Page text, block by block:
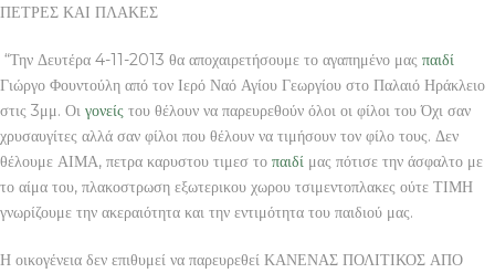
ΠΕΤΡΕΣ ΚΑΙ ΠΛΑΚΕΣ
“Την Δευτέρα 4-11-2013 θα αποχαιρετήσουμε το αγαπημένο μας παιδί
Γιώργο Φουντούλη από τον Ιερό Ναό Αγίου Γεωργίου στο Παλαιό Ηράκλειο
στις 3μμ. Οι γονείς του θέλουν να παρευρεθούν όλοι οι φίλοι του Όχι σαν
χρυσαυγίτες αλλά σαν φίλοι που θέλουν να τιμήσουν τον φίλο τους. Δεν
θέλουμε ΑΙΜΑ, πετρα καρυστου τιμεσ το παιδί μας πότισε την άσφαλτο με
το αίμα του, πλακοστρωση εξωτερικου χωρου τσιμεντοπλακες ούτε ΤΙΜΗ
γνωρίζουμε την ακεραιότητα και την εντιμότητα του παιδιού μας.
Η οικογένεια δεν επιθυμεί να παρευρεθεί ΚΑΝΕΝΑΣ ΠΟΛΙΤΙΚΟΣ ΑΠΟ